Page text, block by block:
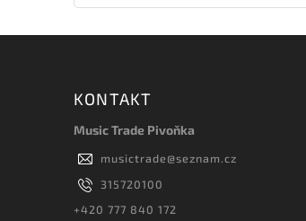
KONTAKT
Music Trade Pivoňka
musictrade@seznam.cz
315720100
+420 777 840 172